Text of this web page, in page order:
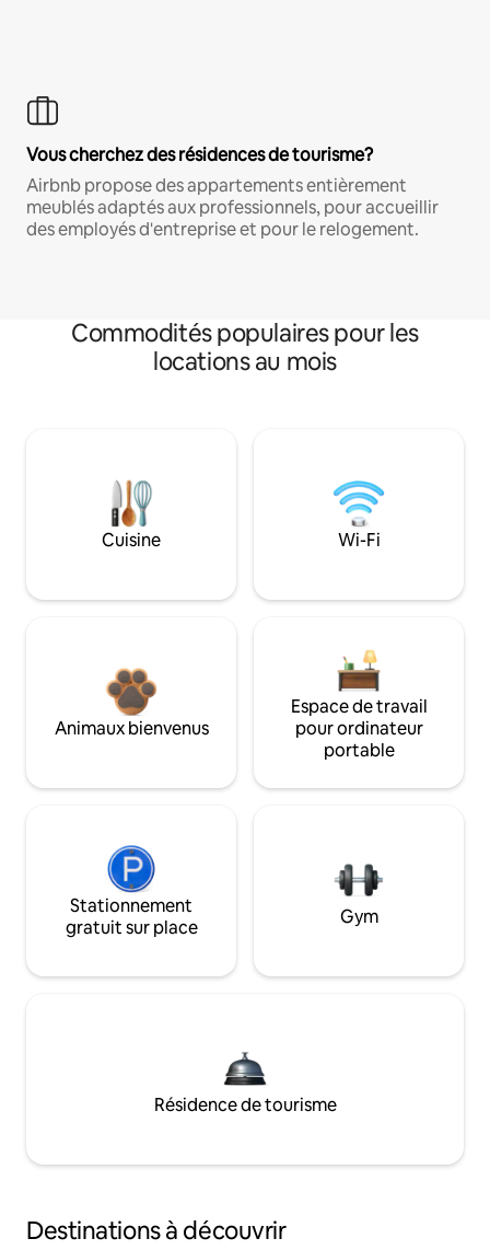
Vous cherchez des résidences de tourisme?
Airbnb propose des appartements entièrement
meublés adaptés aux professionnels, pour accueillir
des employés d'entreprise et pour le relogement.
Commodités populaires pour les
locations au mois
Cuisine Wi-Fi
Animaux bienvenus
Espace de travail
pour ordinateur
portable
Stationnement
gratuit sur place
Gym
Résidence de tourisme
Destinations à découvrir